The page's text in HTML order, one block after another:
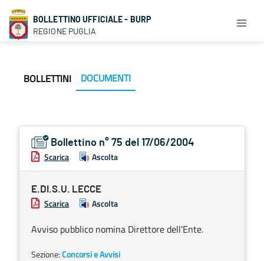
BOLLETTINO UFFICIALE - BURP
REGIONE PUGLIA
BOLLETTINI DOCUMENTI
Bollettino n° 75 del 17/06/2004
Scarica Ascolta
E.DI.S.U. LECCE
Scarica Ascolta
Avviso pubblico nomina Direttore dell'Ente.
Sezione:Concorsi e Avvisi